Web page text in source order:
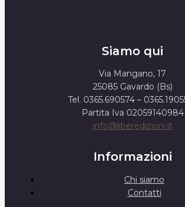
Siamo qui
Via Mangano, 17
25085 Gavardo (Bs)
Tel. 0365.690574 –
Partita Iva 02059140984
info@liberedizioni.it
Informazioni
Chi siamo
Contatti